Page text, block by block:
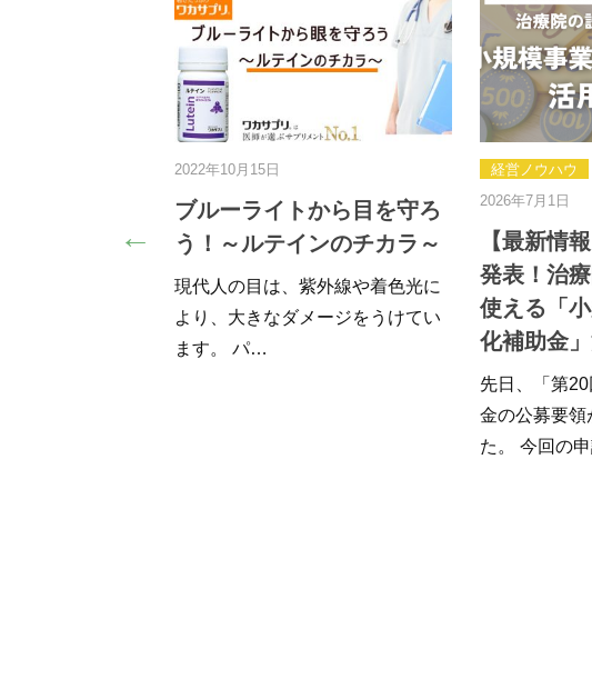
10月15日
ーライトから目を守ろ
～ルテインのチカラ～
人の目は、紫外線や着色光に
、大きなダメージをうけてい
。 パ…
2026年7月1日
【最新情報】第20回公募が
発表！治療院の設備投資に
使える「小規模事業者持続
化補助金」活用ガイド
先日、「第20回小規模持続化補助
金の公募要領が発表になりまし